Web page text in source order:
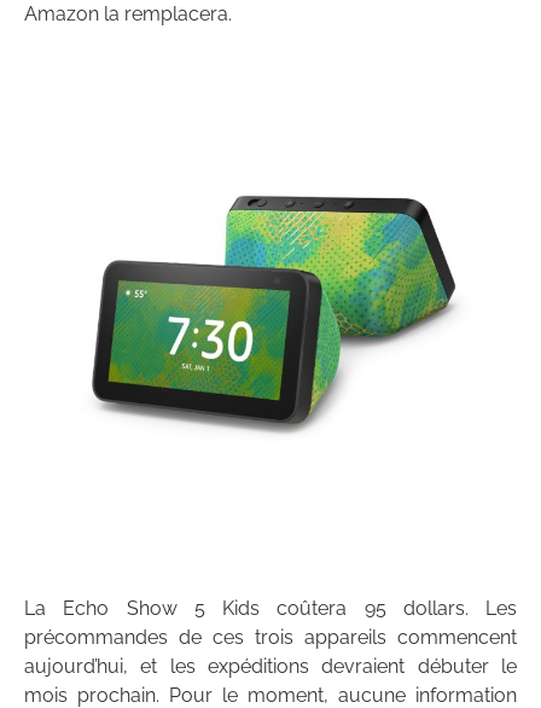
Amazon la remplacera.
La Echo Show 5 Kids coûtera 95 dollars. Les
précommandes de ces trois appareils commencent
aujourd’hui, et les expéditions devraient débuter le
mois prochain. Pour le moment, aucune information